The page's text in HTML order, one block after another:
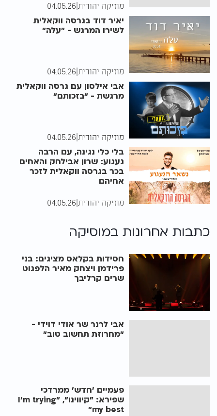
מוזיקה יהודית 04.05.26
יאיר דוד בגרסה ווקאלית
לשירו המרגש - "עלה"
מוזיקה יהודית 04.05.26
אבי אילסון עם גרסה ווקאלית
מרגשת - "בזכותם"
מוזיקה יהודית 04.05.26
בלי כלי נגינה, עם הרבה
געגוע: שרון אבילחק והאחים
בכר בגרסה ווקאלית לזכר
אחיהם
מוזיקה יהודית 04.05.26
כתבות אחרונות במוסיקה
חסידות בקלאס מציגים: בני
פרידמן ויצחק מאיר הלפגוט
שרים קרליבך
אבי לרנר שר אודי דוידי -
"מחרוזת תחשוב טוב"
פעמיים 'חדש' ממרדכי
שפירא: "קיווינו", "I'm trying
my best"